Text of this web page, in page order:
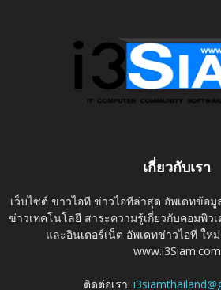
เกี่ยวกับเรา
เว็บไซต์ ข่าวไอที ข่าวไอทีล่าสุด อัพเดทข้อ
ข่าวเทคโนโลยี สาระความรู้เกี่ยวกับคอมพิว
และอินเตอร์เน็ต อัพเดทข่าวไอที ให
www.i3Siam.com
ติดต่อเรา: